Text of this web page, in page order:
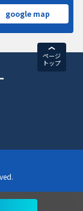
google map
ページ
トップ